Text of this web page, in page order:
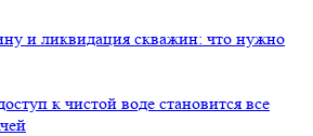
и ликвидация скважин: что нужно
к чистой воде становится все